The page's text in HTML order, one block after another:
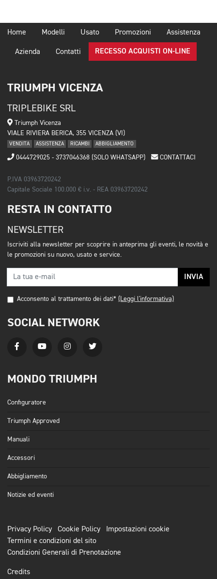
Home Modelli Usato Promozioni Assistenza
Azienda Contatti RECESSO ACQUISTI ON-LINE
TRIUMPH VICENZA
TRIPLEBIKE SRL
Triumph Vicenza
VIALE RIVIERA BERICA, 355 VICENZA (VI)
VENDITA ASSISTENZA RICAMBI ABBIGLIAMENTO
0444729025 - 3737046368 (SOLO WHATSAPP) CONTATTACI
P.IVA 03963720242
Capitale Sociale 100.000 € i.v. - REA 03963720242
RESTA IN CONTATTO
NEWSLETTER
Iscriviti alla newsletter per scoprire in anteprima gli eventi, le novità e
le promozioni su nuovo, usato e service.
INVIA
Acconsento al trattamento dei dati* (Leggi l'informativa)
SOCIAL NETWORK
MONDO TRIUMPH
Configuratore
Triumph Approved
Manuali
Accessori
Abbigliamento
Notizie ed eventi
Privacy Policy Cookie Policy
Impostazioni cookie
Termini e condizioni del sito
Condizioni Generali di Prenotazione
Credits